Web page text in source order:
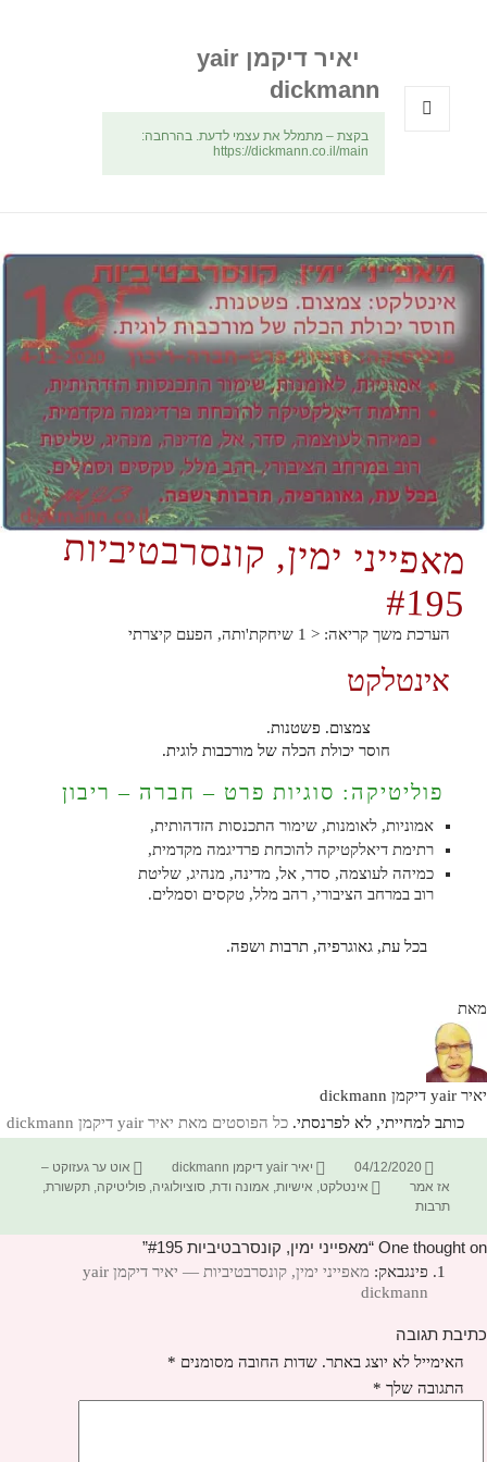
יאיר דיקמן yair
dickmann
בקצת – מתמלל את עצמי לדעת. בהרחבה:
https://dickmann.co.il/main
מאפייני ימין, קונסרבטיביות
#195
הערכת משך קריאה: < 1 שיחקת'ותה, הפעם קיצרתי
אינטלקט
צמצום. פשטנות.
חוסר יכולת הכלה של מורכבות לוגית.
פוליטיקה: סוגיות פרט – חברה – ריבון
אמוניות, לאומנות, שימור התכנסות הזדהותית,
רתימת דיאלקטיקה להוכחת פרדיגמה מקדמית,
כמיהה לעוצמה, סדר, אל, מדינה, מנהיג, שליטת
רוב במרחב הציבורי, רהב מלל, טקסים וסמלים.
בכל עת, גאוגרפיה, תרבות ושפה.
מאת
יאיר yair דיקמן dickmann
כותב למחייתי, לא לפרנסתי. כל הפוסטים מאת יאיר yair דיקמן dickmann‏
פורסם
בתאריך
04/12/2020 מחבר
יאיר yair דיקמן dickmann קטגוריות
אוט ער געזוקט –
אז אמר
תגיות
אינטלקט אישיות אמונה ודת ,סוציולוגיה ,פוליטיקה ,תקשורת
תרבות
One thought on “מאפייני ימין, קונסרבטיביות #195”
פינגבאק:
מאפייני ימין, קונסרבטיביות — יאיר דיקמן yair
dickmann
כתיבת תגובה
האימייל לא יוצג באתר. שדות החובה מסומנים *
התגובה שלך *